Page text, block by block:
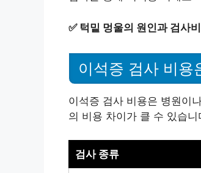
✅ 턱밑 멍울의 원인과 검사
이석증 검사 비용
이석증 검사 비용은 병원이
의 비용 차이가 클 수 있습니
검사 종류